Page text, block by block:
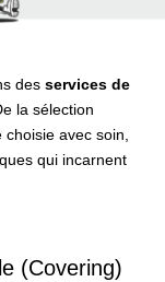
des services de
la sélection
avec soin,
qui incarnent
(Covering)